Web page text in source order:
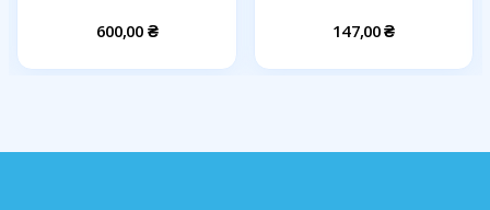
600,00 ₴ 147,00 ₴